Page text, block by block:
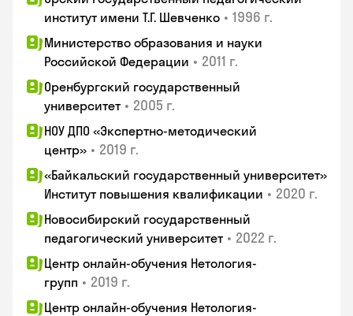
институт имени Т.Г. Шевченко • 1996 г.
Министерство образования и науки
Российской Федерации • 2011 г.
Оренбургский государственный
университет • 2005 г.
НОУ ДПО «Экспертно-методический
центр» • 2019 г.
«Байкальский государственный университет»
Институт повышения квалификации • 2020 г.
Новосибирский государственный
педагогический университет • 2022 г.
Центр онлайн-обучения Нетология-
групп • 2019 г.
Центр онлайн-обучения Нетология-